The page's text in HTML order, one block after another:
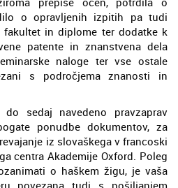
o opravljenih izpitih pa tudi
fakultet in diplome ter dodatke k
patente in znanstvena dela
naloge ter vse ostale
s področjema znanosti in
sedaj navedeno pravzaprav
ponudbe dokumentov, za
iz slovaškega v francoski
centra Akademije Oxford. Poleg
o haškem žigu, je vaša
povezana tudi s pošiljanjem